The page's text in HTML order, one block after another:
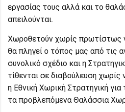
εργασίας τους αλλά και το
απειλούνται.
Χωροθετούν χωρίς πρωτίστως
θα πληγεί ο τόπος μας από τις
συνολικό σχέδιο και η
τίθενται σε διαβούλευση χωρίς
η Εθνική Χωρική Στρατηγική
τα προβλεπόμενα Θαλάσσια